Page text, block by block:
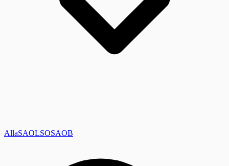
AllaSAOLSOSAOB